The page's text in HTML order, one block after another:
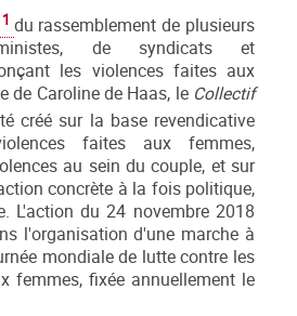
1 du rassemblement de plusieurs
de syndicats et
les violences faites aux
de Caroline de Haas, le Collectif
créé sur la base revendicative
faites aux femmes,
au sein du couple, et sur
concrète à la fois politique,
L'action du 24 novembre 2018
l'organisation d'une marche à
mondiale de lutte contre les
femmes, fixée annuellement le